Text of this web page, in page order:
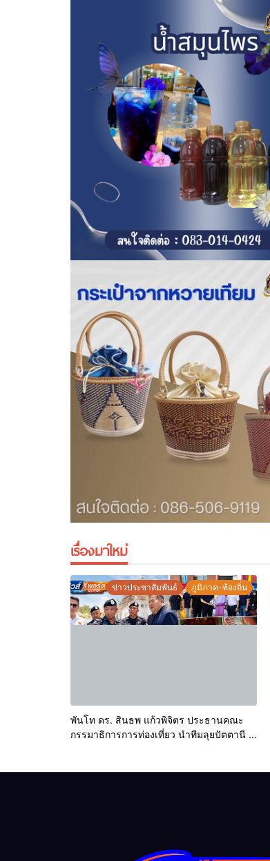
เรื่องมาใหม่
ข่าวประชาสัมพันธ์ ภูมิภาค-ท้องถิ่น
พันโท ดร. สินธพ แก้วพิจิตร ประธานคณะ
กรรมาธิการการท่องเที่ยว นำทีมลุยปัตตานี ชู